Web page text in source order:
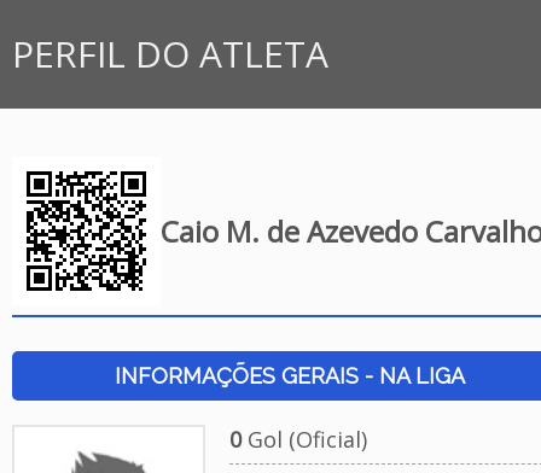
PERFIL DO ATLETA
Caio M. de Azevedo
INFORMAÇÕES GERAIS - NA LIGA
0Gol (Oficial)